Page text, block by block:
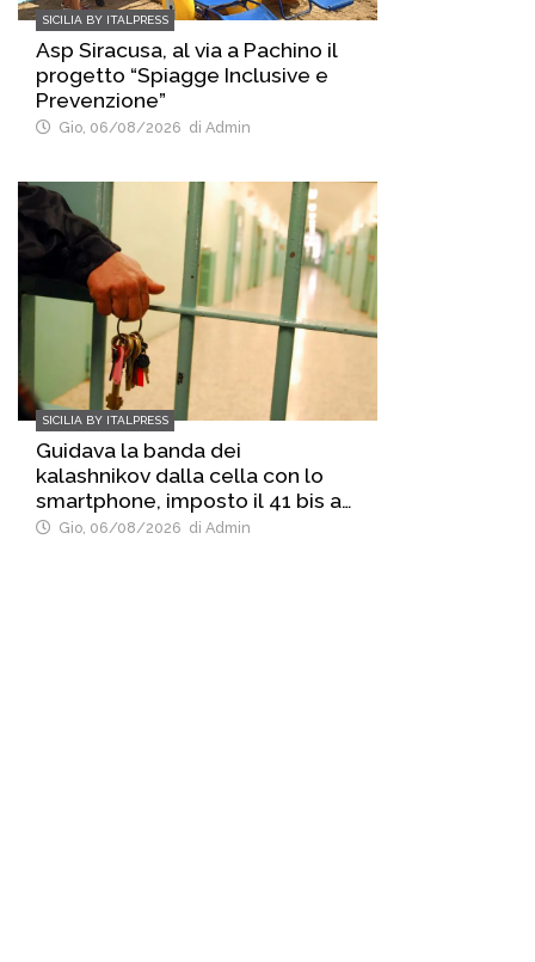
SICILIA BY ITALPRESS
Asp Siracusa, al via a Pachino il
progetto “Spiagge Inclusive e
Prevenzione”
Gio, 06/08/2026 di Admin
SICILIA BY ITALPRESS
Guidava la banda dei
kalashnikov dalla cella con lo
smartphone, imposto il 41 bis a
boss emergente di Palermo
Gio, 06/08/2026 di Admin